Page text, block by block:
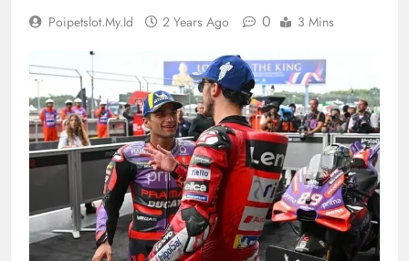
Poipetslot.my.id 2 Years Ago 0 3 Mins